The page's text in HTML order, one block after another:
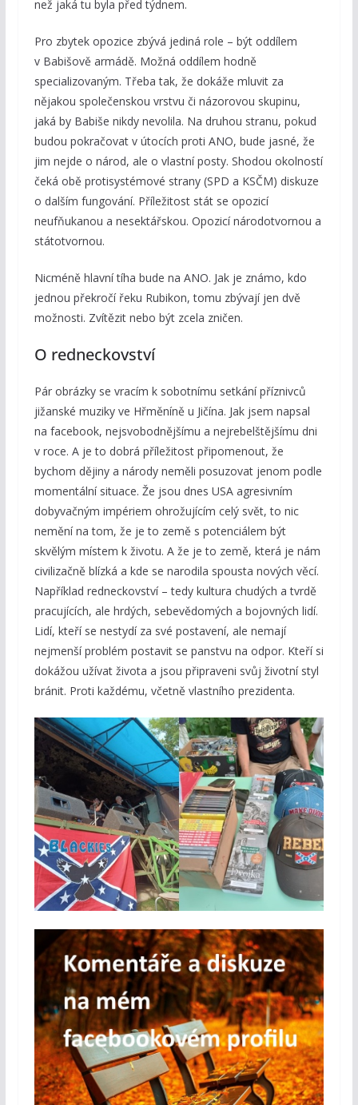
než jaká tu byla před týdnem.
Pro zbytek opozice zbývá jediná role – být oddílem
v Babišově armádě. Možná oddílem hodně
specializovaným. Třeba tak, že dokáže mluvit za
nějakou společenskou vrstvu či názorovou skupinu,
jaká by Babiše nikdy nevolila. Na druhou stranu, pokud
budou pokračovat v útocích proti ANO, bude jasné, že
jim nejde o národ, ale o vlastní posty. Shodou okolností
čeká obě protisystémové strany (SPD a KSČM) diskuze
o dalším fungování. Příležitost stát se opozicí
neufňukanou a nesektářskou. Opozicí národotvornou a
státotvornou.
Nicméně hlavní tíha bude na ANO. Jak je známo, kdo
jednou překročí řeku Rubikon, tomu zbývají jen dvě
možnosti. Zvítězit nebo být zcela zničen.
O redneckovství
Pár obrázky se vracím k sobotnímu setkání příznivců
jižanské muziky ve Hřměníně u Jičína. Jak jsem napsal
na facebook, nejsvobodnějšímu a nejrebelštějšímu dni
v roce. A je to dobrá příležitost připomenout, že
bychom dějiny a národy neměli posuzovat jenom podle
momentální situace. Že jsou dnes USA agresivním
dobyvačným impériem ohrožujícím celý svět, to nic
nemění na tom, že je to země s potenciálem být
skvělým místem k životu. A že je to země, která je nám
civilizačně blízká a kde se narodila spousta nových věcí.
Například redneckovství – tedy kultura chudých a tvrdě
pracujících, ale hrdých, sebevědomých a bojovných lidí.
Lidí, kteří se nestydí za své postavení, ale nemají
nejmenší problém postavit se panstvu na odpor. Kteří si
dokážou užívat života a jsou připraveni svůj životní styl
bránit. Proti každému, včetně vlastního prezidenta.